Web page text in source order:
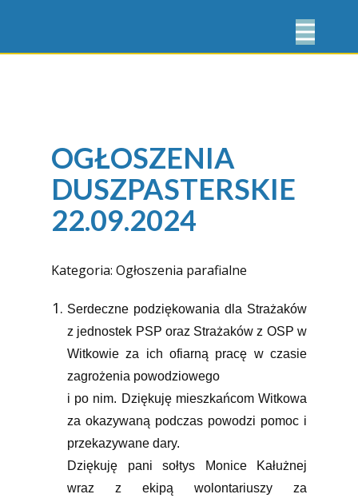
OGŁOSZENIA
DUSZPASTERSKIE
22.09.2024
Kategoria: Ogłoszenia parafialne
Serdeczne podziękowania dla Strażaków
z jednostek PSP oraz Strażakówz OSP w
Witkowie za ich ofiarną pracę w czasie
zagrożenia powodziowego
i po nim. Dziękuję mieszkańcom Witkowa
za okazywaną podczas powodzi pomoc i
przekazywane dary.
Dziękuję pani sołtys Monice Kałużnej
wraz z ekipą wolontariuszy za